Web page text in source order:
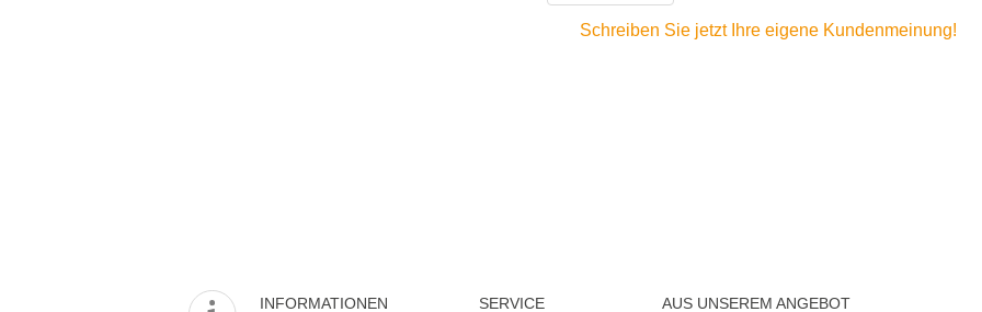
Schreiben Sie jetzt Ihre eigene Kundenmeinung!
INFORMATIONEN SERVICE AUS UNSEREM ANGEBOT